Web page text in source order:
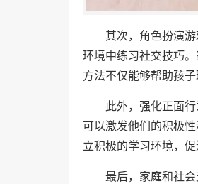
其次，角色扮演
环境中练习社交技巧
方法不仅能够帮助孩
此外，强化正面
可以激发他们的积极
立积极的学习环境，促
最后，家庭和社